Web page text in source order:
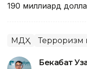
190 миллиард
МДҲ Терроризм
Бекабат